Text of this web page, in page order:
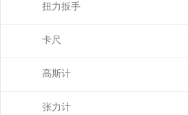
扭力扳手
卡尺
高斯计
张力计